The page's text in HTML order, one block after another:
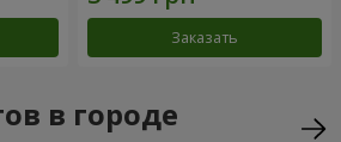
Заказать
в городе